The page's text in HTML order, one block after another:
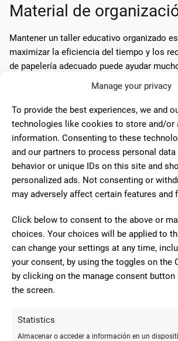
Manage your privacy
To provide the best experiences, we and
technologies like cookies to store and/or
information. Consenting to these
and our partners to process personal
behavior or unique IDs on this site and
personalized ads. Not consenting or
may adversely affect certain features and
Click below to consent to the above or
choices. Your choices will be applied to
can change your settings at any time,
your consent, by using the toggles on the
by clicking on the manage consent
the screen.
Statistics
Almacenar o acceder a información en un
Material de
Mantener un taller educativo organizado
maximizar la eficiencia del tiempo y los
de papelería adecuado puede ayudar
Las carpetas y los archivadores son
mantener todos los documentos, trabajos
ordenados. Estos materiales permiten a
educadores acceder rápidamente a la
evitando el caos y la pérdida de
Carpetas con anillas:Ideales para
y separadores.
Carpetas con fundas:Adecuadas
que no deben perforarse.
cantidades de documentos